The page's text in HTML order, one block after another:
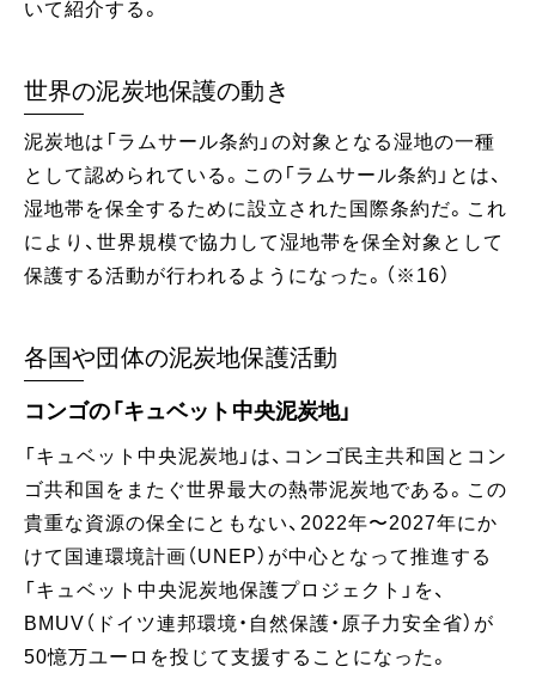
いて紹介する。
世界の泥炭地保護の動き
泥炭地は「ラムサール条約」の対象となる湿地の一種
として認められている。この「ラムサール条約」とは、
湿地帯を保全するために設立された国際条約だ。これ
により、世界規模で協力して湿地帯を保全対象として
保護する活動が行われるようになった。（※16）
各国や団体の泥炭地保護活動
コンゴの「キュベット中央泥炭地」
「キュベット中央泥炭地」は、コンゴ民主共和国とコン
ゴ共和国をまたぐ世界最大の熱帯泥炭地である。この
貴重な資源の保全にともない、2022年〜2027年にか
けて国連環境計画（UNEP）が中心となって推進する
「キュベット中央泥炭地保護プロジェクト」を、
BMUV（ドイツ連邦環境・自然保護・原子力安全省）が
50憶万ユーロを投じて支援することになった。